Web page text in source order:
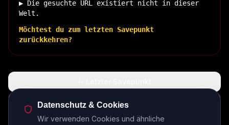
▶ Die gesuchte URL existiert nicht in dieser
Welt.
Möchtest du zum letzten Savepunkt
zurückkehren?
🏠 Zurück zur Basis
Datenschutz & Cookies
Wir verwenden Cookies und ähnliche